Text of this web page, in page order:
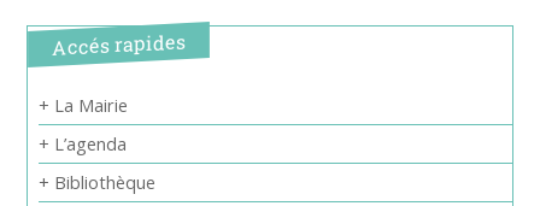
Accés rapides
+ La Mairie
+ L’agenda
+ Bibliothèque